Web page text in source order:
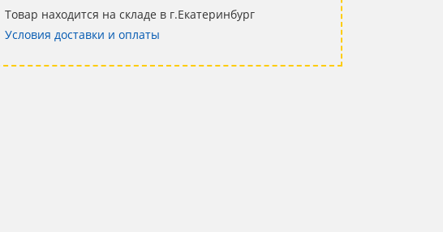
Товар находится на складе в г.Екатеринбург
Условия доставки и оплаты